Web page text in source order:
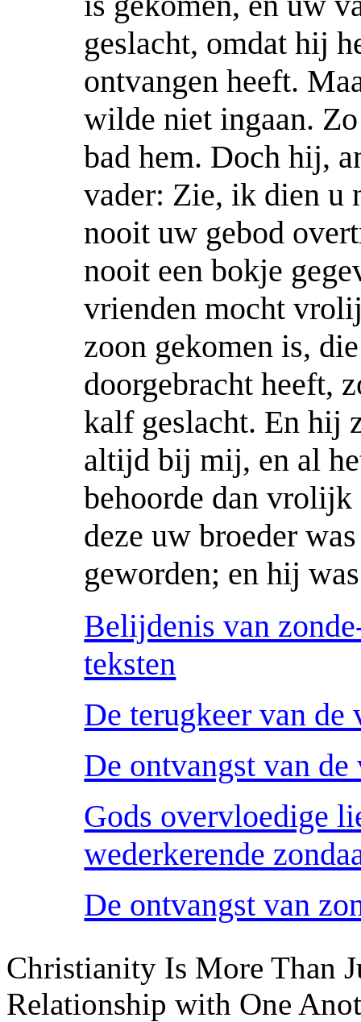
geslacht, omdat hij
ontvangen heeft.
wilde niet ingaan.
bad hem. Doch hij,
vader: Zie, ik dien u
nooit uw gebod
nooit een bokje
vrienden mocht
zoon gekomen is,
doorgebracht heeft,
kalf geslacht. En hij
altijd bij mij, en al
behoorde dan
deze uw broeder
geworden; en hij
Belijdenis van
teksten
De terugkeer van de
De ontvangst van
Gods overvloedige
wederkerende
De ontvangst van
Christianity Is More Than
Relationship with One